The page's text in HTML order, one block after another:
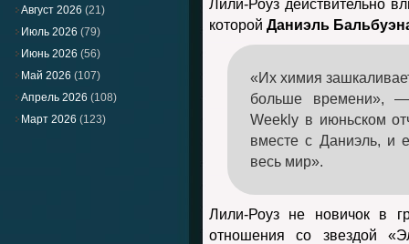
Август 2026 (21)
Июль 2026 (79)
Июнь 2026 (56)
Май 2026 (107)
Апрель 2026 (108)
Март 2026 (123)
Лили-Роуз действительно
которой Даниэль
«Их химия
больше времени»,
Weekly в июньском
вместе с Даниэль, и
весь мир».
Лили-Роуз не новичок в
отношения со звездой